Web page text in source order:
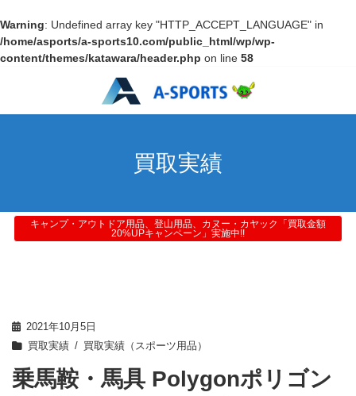
Warning: Undefined array key "HTTP_ACCEPT_LANGUAGE" in
/home/asports/a-sports10.com/public_html/wp/wp-
content/themes/katawara/header.php on line 58
買取実績
キャンプ・アウトドア用品、登山用品、カヌー・カヤック「買取金額
20%UPキャンペーン」実施中!!
2021年10月5日
買取実績
買取実績（スポーツ用品）
乗馬鞍・馬具 Polygonポリゴン